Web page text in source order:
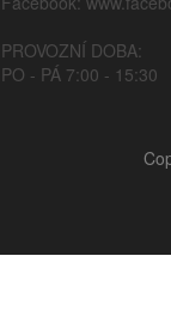
PROVOZNÍ DOBA:
PO - PÁ 7:00 - 15:30